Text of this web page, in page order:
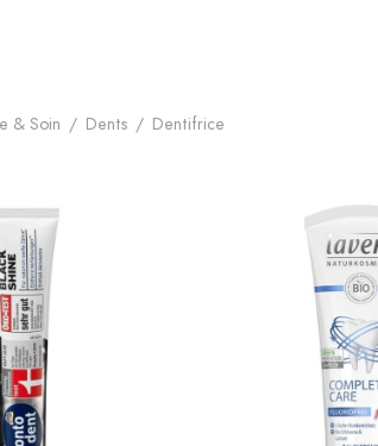
& Soin / Dents / Dentifrice